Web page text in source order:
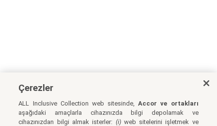
Çerezler
ALL Inclusive Collection web sitesinde,Accor ve ortakları
aşağıdaki amaçlarla cihazınızda bilgi depolamak ve
cihazınızdan bilgi almak isterler: (i)web sitelerini işletmek ve